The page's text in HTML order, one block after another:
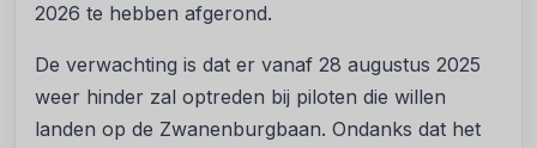
2026 te hebben afgerond.
De verwachting is dat er vanaf 28 augustus 2025
weer hinder zal optreden bij piloten die willen
landen op de Zwanenburgbaan. Ondanks dat het